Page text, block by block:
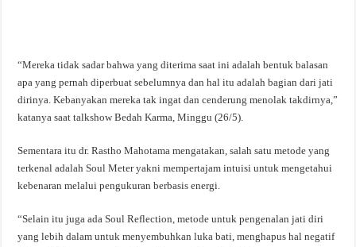
“Mereka tidak sadar bahwa yang diterima saat ini adalah bentuk balasan
apa yang pernah diperbuat sebelumnya dan hal itu adalah bagian dari jati
dirinya. Kebanyakan mereka tak ingat dan cenderung menolak takdirnya,”
katanya saat talkshow Bedah Karma, Minggu (26/5).
Sementara itu dr. Rastho Mahotama mengatakan, salah satu metode yang
terkenal adalah Soul Meter yakni mempertajam intuisi untuk mengetahui
kebenaran melalui pengukuran berbasis energi.
“Selain itu juga ada Soul Reflection, metode untuk pengenalan jati diri
yang lebih dalam untuk menyembuhkan luka bati, menghapus hal negatif